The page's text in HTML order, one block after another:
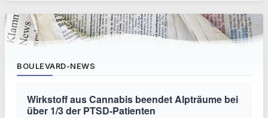
BOULEVARD-NEWS
Wirkstoff aus Cannabis beendet Alpträume bei
über 1/3 der PTSD-Patienten